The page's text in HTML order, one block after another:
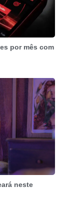
por mês com
neste